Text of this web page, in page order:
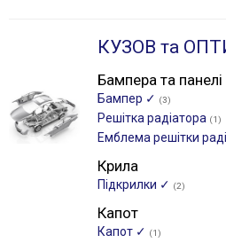
КУЗОВ та
Бампера та панелі
Бампер ✓ (3)
Решітка радіатора (1)
Емблема решітки
Крила
Підкрилки ✓ (2)
Капот
Капот ✓ (1)